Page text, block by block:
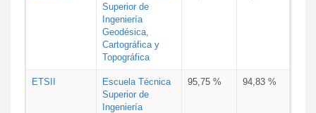
Superior de
Ingeniería
Geodésica,
Cartográfica y
Topográfica
ETSII
Escuela Técnica
Superior de
Ingeniería
95,75 % 94,83 %